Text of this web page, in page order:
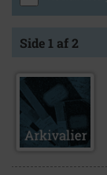
Side 1 af 2